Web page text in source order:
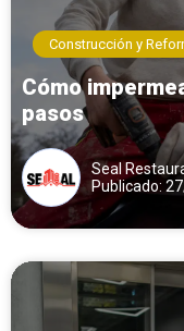
Construcción y
Cómo
pasos
Seal
Publicado: